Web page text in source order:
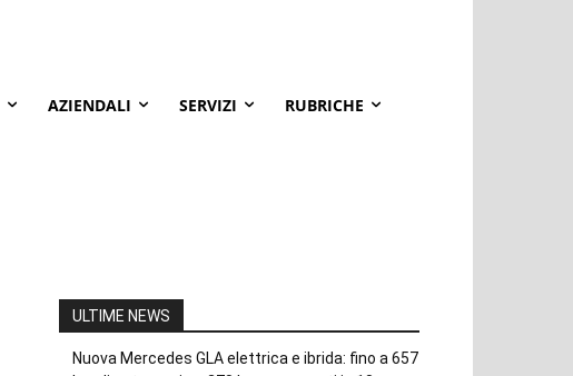
AZIENDALI SERVIZI RUBRICHE
ULTIME NEWS
Nuova Mercedes GLA elettrica e ibrida: fino a 657